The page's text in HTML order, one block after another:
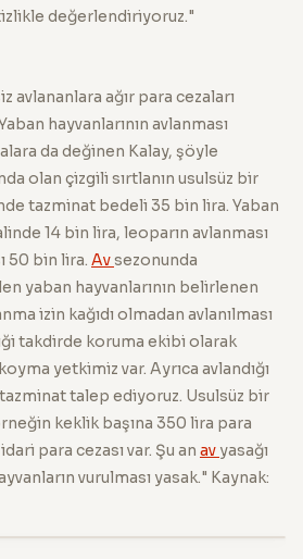
değerlendiriyoruz."
avlananlara ağır para cezaları
hayvanlarının avlanması
da değinen Kalay, şöyle
olan çizgili sırtlanın usulsüz bir
tazminat bedeli 35 bin lira. Yaban
14 bin lira, leoparın avlanması
50 bin lira. Avsezonunda
yaban hayvanlarının belirlenen
izin kağıdı olmadan avlanılması
takdirde koruma ekibi olarak
yetkimiz var. Ayrıca avlandığı
tazminat talep ediyoruz. Usulsüz bir
keklik başına 350 lira para
para cezası var. Şu an av yasağı
vurulması yasak." Kaynak: